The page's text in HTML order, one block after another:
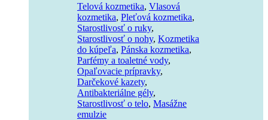
Telová kozmetika, Vlasová
kozmetika, Pleťová kozmetika,
Starostlivosť o ruky,
Starostlivosť o nohy, Kozmetika
do kúpeľa, Pánska kozmetika,
Parfémy a toaletné vody,
Opaľovacie prípravky,
Darčekové kazety,
Antibakteriálne gély,
Starostlivosť o telo, Masážne
emulzie